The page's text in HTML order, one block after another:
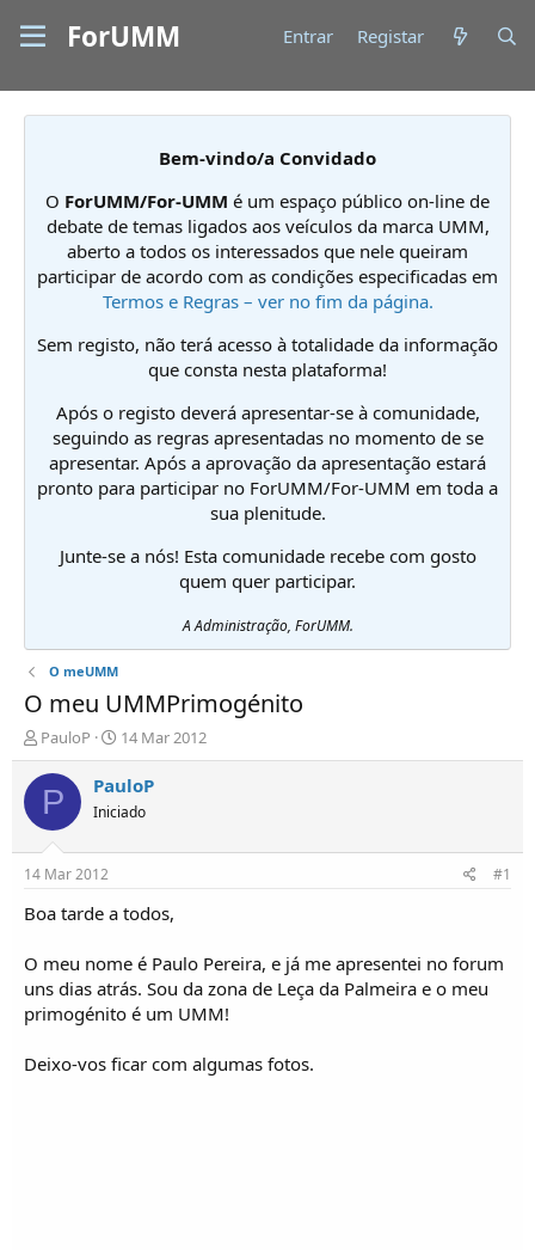
ForUMM Entrar Registar
Bem-vindo/a Convidado
O ForUMM/For-UMM é um espaço público on-line de
debate de temas ligados aos veículos da marca UMM,
aberto a todos os interessados que nele queiram
participar de acordo com as condições especificadas em
Termos e Regras – ver no fim da página.
Sem registo, não terá acesso à totalidade da informação
que consta nesta plataforma!
Após o registo deverá apresentar-se à comunidade,
seguindo as regras apresentadas no momento de se
apresentar. Após a aprovação da apresentação estará
pronto para participar no ForUMM/For-UMM em toda a
sua plenitude.
Junte-se a nós! Esta comunidade recebe com gosto
quem quer participar.
A Administração, ForUMM.
O meUMM
O meu UMMPrimogénito
I
n
i
i
d
o
r
T
ó
p
c
PauloP
D
a
t
d
o
14 Mar 2012
P PauloP
Iniciado
14 Mar 2012 #1
Boa tarde a todos,
O meu nome é Paulo Pereira, e já me apresentei no forum
uns dias atrás. Sou da zona de Leça da Palmeira e o meu
primogénito é um UMM!
Deixo-vos ficar com algumas fotos.